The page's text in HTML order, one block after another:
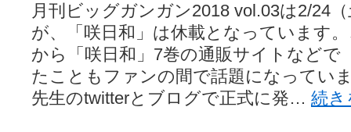
月刊ビッグガンガン2018 vol.03は2/24
が、「咲日和」は休載となっています
から「咲日和」7巻の通販サイトなどで
たこともファンの間で話題になってい
先生のtwitterとブログで正式に発… 続